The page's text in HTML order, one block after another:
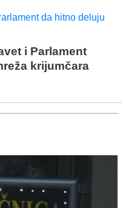
i Parlament
krijumčara